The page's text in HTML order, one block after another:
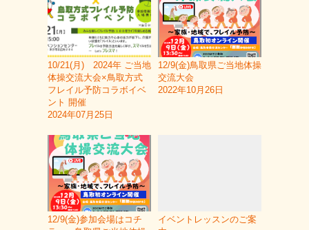
10/21(月) 2024年 ご当地
体操交流大会×鳥取方式
フレイル予防コラボイベ
ント 開催
2024年07月25日
12/9(金)鳥取県ご当地体操
交流大会
2022年10月26日
12/9(金)参加会場はコチ
イベントレッスンのご案